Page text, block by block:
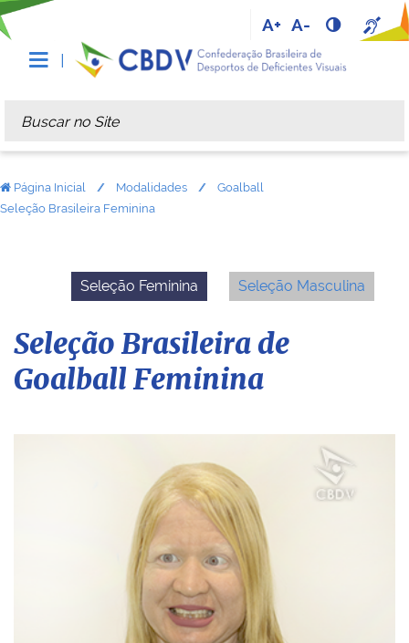
A+ A-
Busca
Busca Avançada…
Página Inicial Modalidades
Goalball
Seleção Brasileira Feminina
Seleção Feminina Seleção Masculina
Seleção Brasileira de
Goalball Feminina